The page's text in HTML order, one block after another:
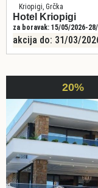
Kriopigi, Grčka
Hotel Kriopigi
za boravak: 15/05/2026-
akcija do: 31/03/
20%